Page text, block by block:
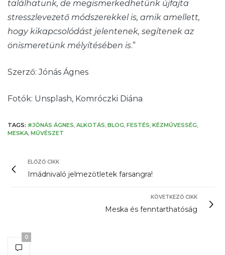
találhatunk, de megismerkedhetünk újfajta
stresszlevezető módszerekkel is, amik amellett,
hogy kikapcsolódást jelentenek, segítenek az
önismeretünk mélyítésében is.”
Szerző: Jónás Ágnes
Fotók: Unsplash, Komróczki Diána
TAGS: #JÓNÁS ÁGNES, ALKOTÁS, BLOG, FESTÉS, KÉZMŰVESSÉG,
MESKA, MŰVÉSZET
ELŐZŐ CIKK
Imádnivaló jelmezötletek farsangra!
KÖVETKEZŐ CIKK
Meska és fenntarthatóság
0